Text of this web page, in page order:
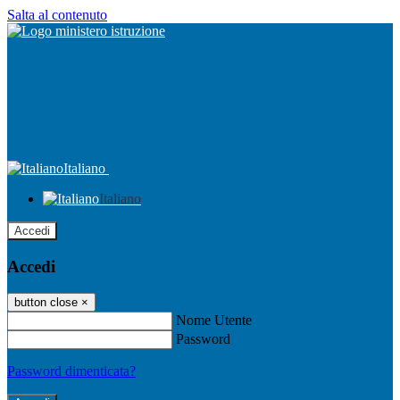
Salta al contenuto
Italiano
Italiano
Accedi
Accedi
button close ×
Nome Utente
Password
Password dimenticata?